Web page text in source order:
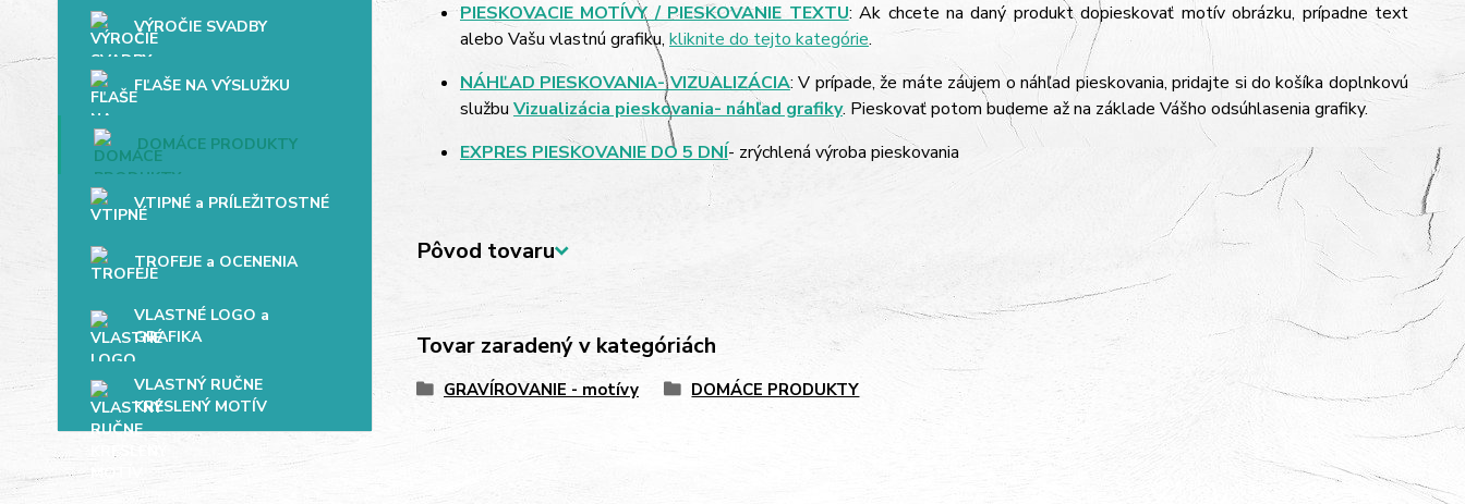
VÝROČIE SVADBY
FĽAŠE NA VÝSLUŽKU
DOMÁCE PRODUKTY
VTIPNÉ a PRÍLEŽITOSTNÉ
TROFEJE a OCENENIA
VLASTNÉ LOGO a
GRAFIKA
VLASTNÝ RUČNE
KRESLENÝ MOTÍV
PIESKOVACIE MOTÍVY / PIESKOVANIE TEXTU: Ak chcete na daný produkt dopieskovať motív obrázku, prípadne text
alebo Vašu vlastnú grafiku, kliknite do tejto kategórie.
NÁHĽAD PIESKOVANIA- VIZUALIZÁCIA: V prípade, že máte záujem o náhľad pieskovania, pridajte si do košíka doplnkovú
službu Vizualizácia pieskovania- náhľad grafiky. Pieskovať potom budeme až na základe Vášho odsúhlasenia grafiky.
EXPRES PIESKOVANIE DO 5 DNÍ- zrýchlená výroba pieskovania
Pôvod tovaru
Tovar zaradený v kategóriách
GRAVÍROVANIE - motívy DOMÁCE PRODUKTY